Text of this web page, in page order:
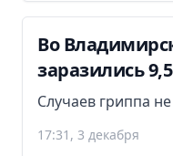
Во
заразились
Случаев гриппа
17:31, 3 декабря